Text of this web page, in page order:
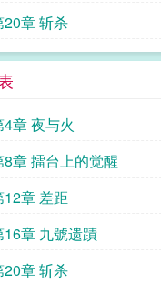
20章 斩杀
4章 夜与火
8章 擂台上的觉醒
12章 差距
16章 九號遗蹟
20章 斩杀